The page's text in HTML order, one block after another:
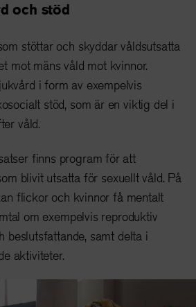
och stöd
stöttar och skyddar våldsutsatta
mot mäns våld mot kvinnor.
i form av exempelvis
stöd, som är en viktig del i
våld.
finns program för att
blivit utsatta för sexuellt våld. På
flickor och kvinnor få mentalt
om exempelvis reproduktiv
beslutsfattande, samt delta i
aktiviteter.